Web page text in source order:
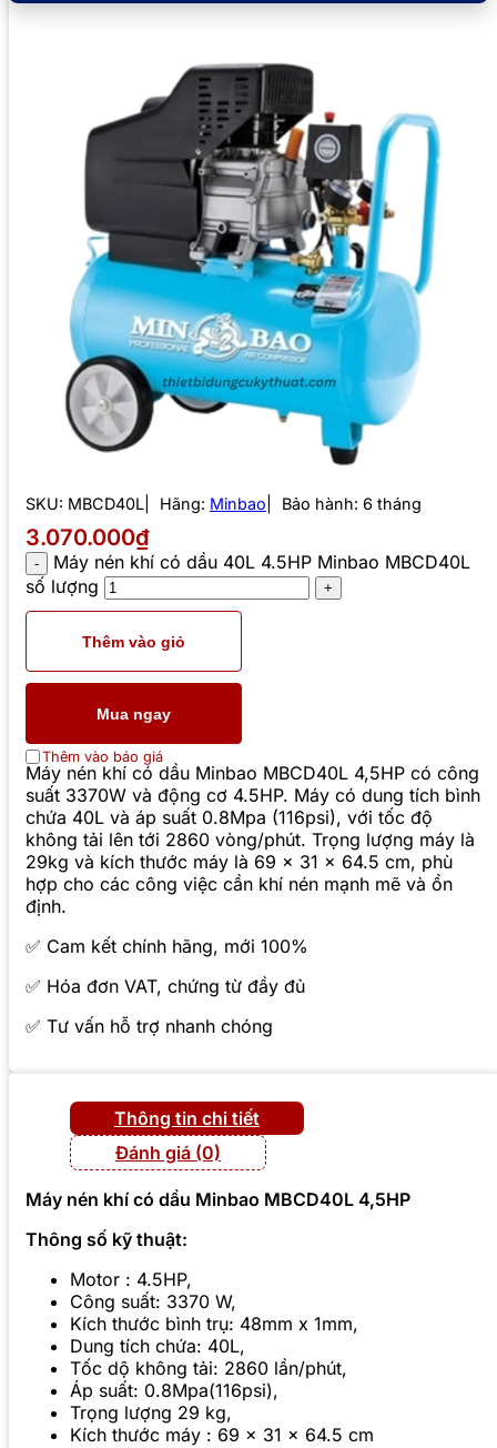
SKU: MBCD40L Hãng: Minbao Bảo hành: 6 tháng
3.070.000₫
Máy nén khí có dầu 40L 4.5HP Minbao MBCD40L
số lượng
Thêm vào giỏ
Mua ngay
Thêm vào báo giá
Máy nén khí có dầu Minbao MBCD40L 4,5HP có công
suất 3370W và động cơ 4.5HP. Máy có dung tích bình
chứa 40L và áp suất 0.8Mpa (116psi), với tốc độ
không tải lên tới 2860 vòng/phút. Trọng lượng máy là
29kg và kích thước máy là 69 x 31 x 64.5 cm, phù
hợp cho các công việc cần khí nén mạnh mẽ và ổn
định.
✅ Cam kết chính hãng, mới 100%
✅ Hóa đơn VAT, chứng từ đầy đủ
✅ Tư vấn hỗ trợ nhanh chóng
Thông tin chi tiết
Đánh giá (0)
Máy nén khí có dầu Minbao MBCD40L 4,5HP
Thông số kỹ thuật:
Motor : 4.5HP,
Công suất: 3370 W,
Kích thước bình trụ: 48mm x 1mm,
Dung tích chứa: 40L,
Tốc dộ không tải: 2860 lần/phút,
Áp suất: 0.8Mpa(116psi),
Trọng lượng 29 kg,
Kích thước máy : 69 x 31 x 64.5 cm